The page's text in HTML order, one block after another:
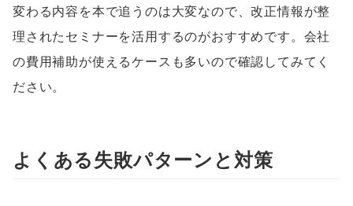
変わる内容を本で追うのは大変なので、改正情報が整
理されたセミナーを活用するのがおすすめです。会社
の費用補助が使えるケースも多いので確認してみてく
ださい。
よくある失敗パターンと対策